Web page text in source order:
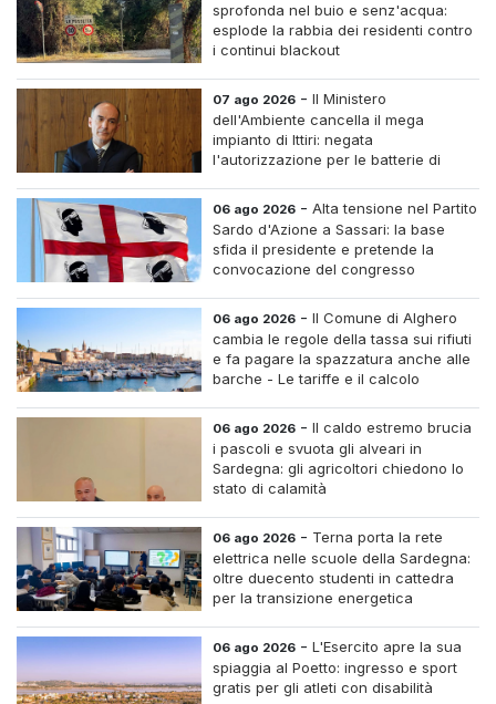
sprofonda nel buio e senz'acqua:
esplode la rabbia dei residenti contro
i continui blackout
07 ago 2026 -Il Ministero
dell'Ambiente cancella il mega
impianto di Ittiri: negata
l'autorizzazione per le batterie di
06 ago 2026 -Alta tensione nel Partito
Sardo d'Azione a Sassari: la base
sfida il presidente e pretende la
convocazione del congresso
06 ago 2026 -Il Comune di Alghero
cambia le regole della tassa sui rifiuti
e fa pagare la spazzatura anche alle
barche - Le tariffe e il calcolo
06 ago 2026 -Il caldo estremo brucia
i pascoli e svuota gli alveari in
Sardegna: gli agricoltori chiedono lo
stato di calamità
06 ago 2026 - Terna porta la rete
elettrica nelle scuole della Sardegna:
oltre duecento studenti in cattedra
per la transizione energetica
06 ago 2026 -L'Esercito apre la sua
spiaggia al Poetto: ingresso e sport
gratis per gli atleti con disabilità